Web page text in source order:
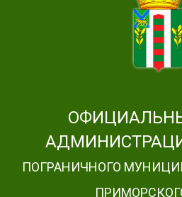
ПОГРАНИЧНОГО